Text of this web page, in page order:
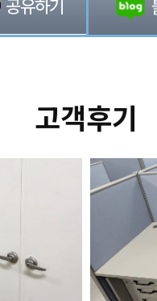
고객후기